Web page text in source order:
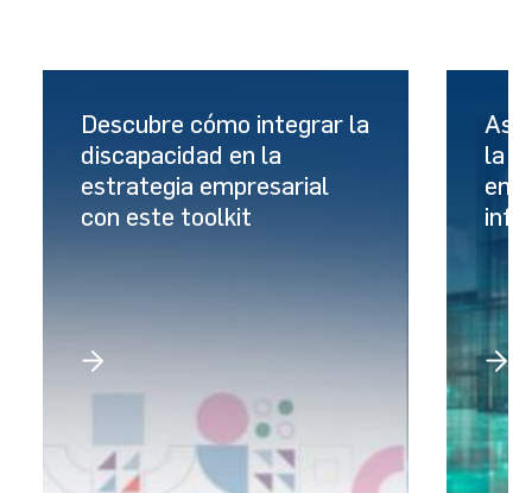
Descubre cómo integrar la
discapacidad en la
estrategia empresarial
con este toolkit
Así
la